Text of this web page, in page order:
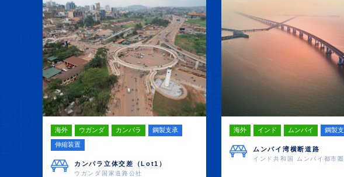
海外 ウガンダ カンパラ 鋼製支承
伸縮装置
カンパラ立体交差（Lot1）
ウガンダ国家道路公社
海外 インド ムンバイ 鋼製
ムンバイ湾横断道路
インド共和国 ムンバイ都市